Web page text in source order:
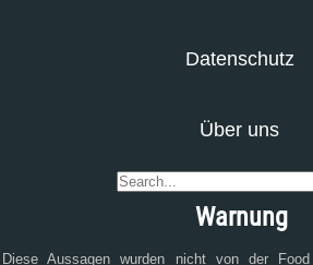
Datenschutz
Über uns
Warnung
Diese Aussagen wurden nicht von der